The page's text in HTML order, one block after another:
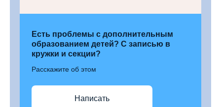
Есть проблемы с дополнительным
образованием детей? С записью в
кружки и секции?
Расскажите об этом
Написать